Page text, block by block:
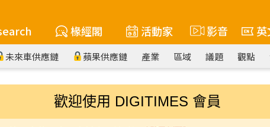
椽經閣 活動家 影音
未來車供應鏈 蘋果供應鏈 產業 區域 議題 觀點
歡迎使用 DIGITIMES 會員